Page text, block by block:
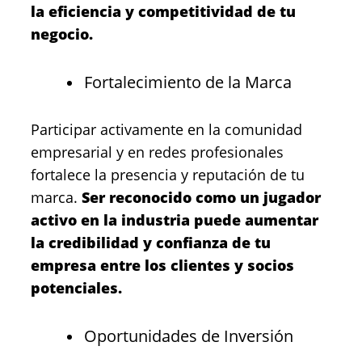
la eficiencia y competitividad de tu
negocio.
Fortalecimiento de la Marca
Participar activamente en la comunidad
empresarial y en redes profesionales
fortalece la presencia y reputación de tu
marca. Ser reconocido como un jugador
activo en la industria puede aumentar
la credibilidad y confianza de tu
empresa entre los clientes y socios
potenciales.
Oportunidades de Inversión